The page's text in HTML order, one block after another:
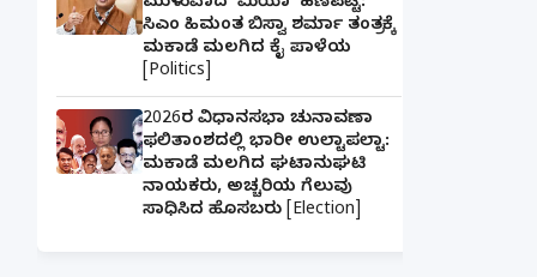
ಸಿಎಂ ಹಿಮಂತ ಬಿಸ್ವಾ ಶರ್ಮಾ ತಂತ್ರಕ್ಕೆ
ಮಕಾಡೆ ಮಲಗಿದ ಕೈ ಪಾಳೆಯ
[Politics]
2026ರ ವಿಧಾನಸಭಾ ಚುನಾವಣಾ
ಫಲಿತಾಂಶದಲ್ಲಿ ಭಾರೀ ಉಲ್ಟಾಪಲ್ಟಾ:
ಮಕಾಡೆ ಮಲಗಿದ ಘಟಾನುಘಟಿ
ನಾಯಕರು, ಅಚ್ಚರಿಯ ಗೆಲುವು
ಸಾಧಿಸಿದ ಹೊಸಬರು [Election]